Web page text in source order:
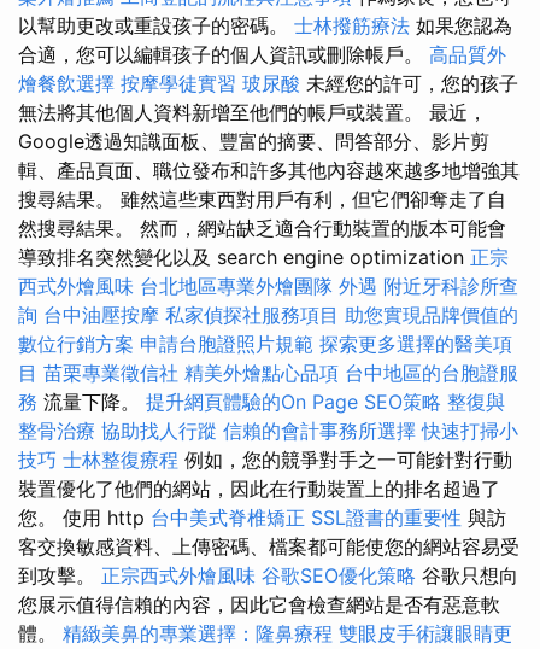
以幫助更改或重設孩子的密碼。 士林撥筋療法 如果您認為
合適，您可以編輯孩子的個人資訊或刪除帳戶。 高品質外
燴餐飲選擇 按摩學徒實習 玻尿酸 未經您的許可，您的孩子
無法將其他個人資料新增至他們的帳戶或裝置。 最近，
Google透過知識面板、豐富的摘要、問答部分、影片剪
輯、產品頁面、職位發布和許多其他內容越來越多地增強其
搜尋結果。 雖然這些東西對用戶有利，但它們卻奪走了自
然搜尋結果。 然而，網站缺乏適合行動裝置的版本可能會
導致排名突然變化以及 search engine optimization 正宗
西式外燴風味 台北地區專業外燴團隊 外遇 附近牙科診所查
詢 台中油壓按摩 私家偵探社服務項目 助您實現品牌價值的
數位行銷方案 申請台胞證照片規範 探索更多選擇的醫美項
目 苗栗專業徵信社 精美外燴點心品項 台中地區的台胞證服
務 流量下降。 提升網頁體驗的On Page SEO策略 整復與
整骨治療 協助找人行蹤 信賴的會計事務所選擇 快速打掃小
技巧 士林整復療程 例如，您的競爭對手之一可能針對行動
裝置優化了他們的網站，因此在行動裝置上的排名超過了
您。 使用 http 台中美式脊椎矯正 SSL證書的重要性 與訪
客交換敏感資料、上傳密碼、檔案都可能使您的網站容易受
到攻擊。 正宗西式外燴風味 谷歌SEO優化策略 谷歌只想向
您展示值得信賴的內容，因此它會檢查網站是否有惡意軟
體。 精緻美鼻的專業選擇：隆鼻療程 雙眼皮手術讓眼睛更